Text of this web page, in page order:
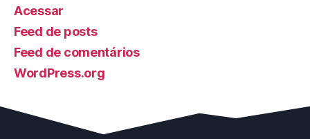
Acessar
Feed de posts
Feed de comentários
WordPress.org